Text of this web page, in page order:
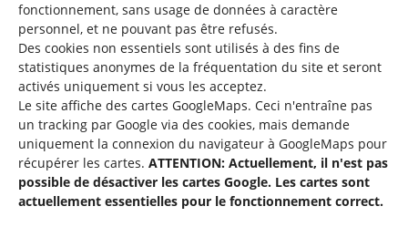
fonctionnement, sans usage de données à caractère
personnel, et ne pouvant pas être refusés.
Des cookies non essentiels sont utilisés à des fins de
statistiques anonymes de la fréquentation du site et seront
activés uniquement si vous les acceptez.
Le site affiche des cartes GoogleMaps. Ceci n'entraîne pas
un tracking par Google via des cookies, mais demande
uniquement la connexion du navigateur à GoogleMaps pour
récupérer les cartes. ATTENTION: Actuellement, il n'est pas
possible de désactiver les cartes Google. Les cartes sont
actuellement essentielles pour le fonctionnement correct.
©2026 SNJ
Une offre du